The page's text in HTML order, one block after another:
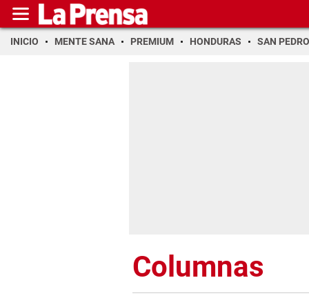
INICIO MENTE SANA PREMIUM HONDURAS SAN PEDRO
Columnas